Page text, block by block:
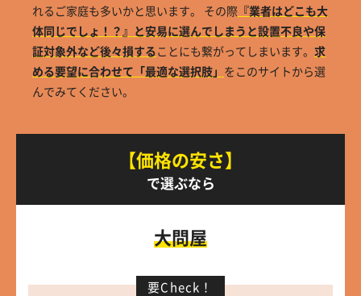
れるご家庭も多いかと思います。 その際 『業者はどこも大
体同じでしょ！？』と安易に選んでしまうと設置不良や保
証対象外など後々損することにも繋がってしまいます。 求
める要望に合わせて「最適な選択肢」 をこのサイトから選
んでみてください。
【価格の安さ】
で選ぶなら
大問屋
要Check！